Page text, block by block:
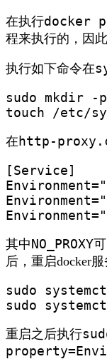
在执行docker
程来执行的，因
执行如下命令在
sudo mkdir -
touch /etc/
在http-
[Service]
其中NO_PROXY
后，重启docker服
sudo
sudo
重启之后执行